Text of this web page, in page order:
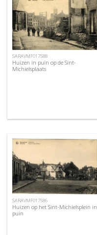
SARAVMF017588
Huizen in puin op de Sint-
Michielsplaats
SARAVMF017586
Huizen op het Sint-Michielsplein in
puin